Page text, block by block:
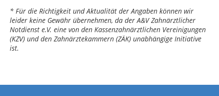
* Für die Richtigkeit und Aktualität der Angaben können wir
leider keine Gewähr übernehmen, da der A&V Zahnärztlicher
Notdienst e.V. eine von den Kassenzahnärztlichen Vereinigungen
(KZV) und den Zahnärztekammern (ZÄK) unabhängige Initiative
ist.